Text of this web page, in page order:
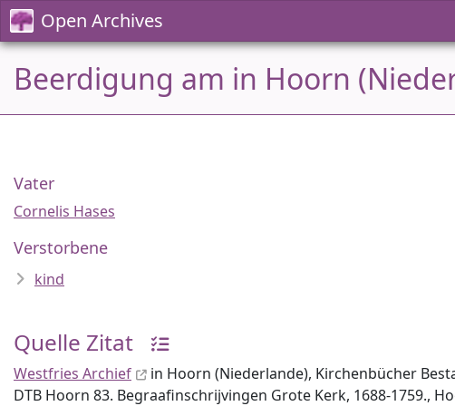
Open Archives
Beerdigung am in Hoorn
Vater
Cornelis Hases
Verstorbene
kind
Quelle Zitat
Westfries Archief
in Hoorn (Niederlande), Kirchenbücher
DTB Hoorn 83. Begraafinschrijvingen Grote Kerk, 1688-1759.,